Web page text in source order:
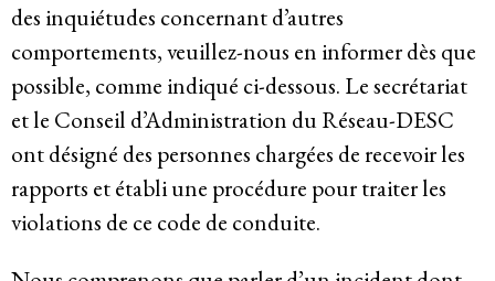
des inquiétudes concernant d’autres
comportements, veuillez-nous en informer dès que
possible, comme indiqué ci-dessous. Le secrétariat
et le Conseil d’Administration du Réseau-DESC
ont désigné des personnes chargées de recevoir les
rapports et établi une procédure pour traiter les
violations de ce code de conduite.